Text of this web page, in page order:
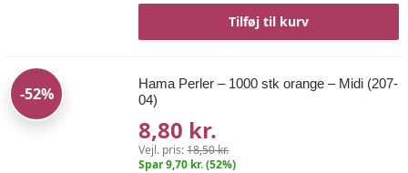
Tilføj til kurv
-52%
Hama Perler – 1000 stk orange – Midi (207-
04)
8,80 kr.
Vejl. pris:18,50 kr.
Spar 9,70 kr. (52%)